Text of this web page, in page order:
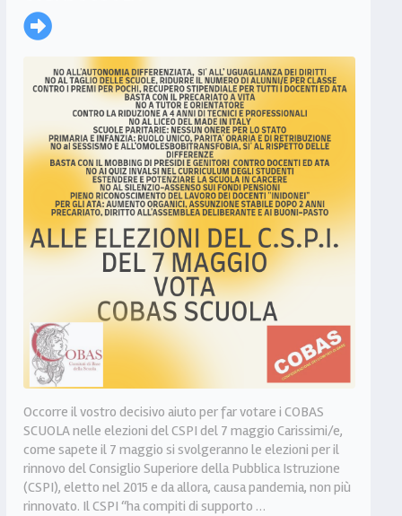
Occorre il vostro decisivo aiuto per far votare i COBAS
SCUOLA nelle elezioni del CSPI del 7 maggio Carissimi/e,
come sapete il 7 maggio si svolgeranno le elezioni per il
rinnovo del Consiglio Superiore della Pubblica Istruzione
(CSPI), eletto nel 2015 e da allora, causa pandemia, non più
rinnovato. Il CSPI “ha compiti di supporto …